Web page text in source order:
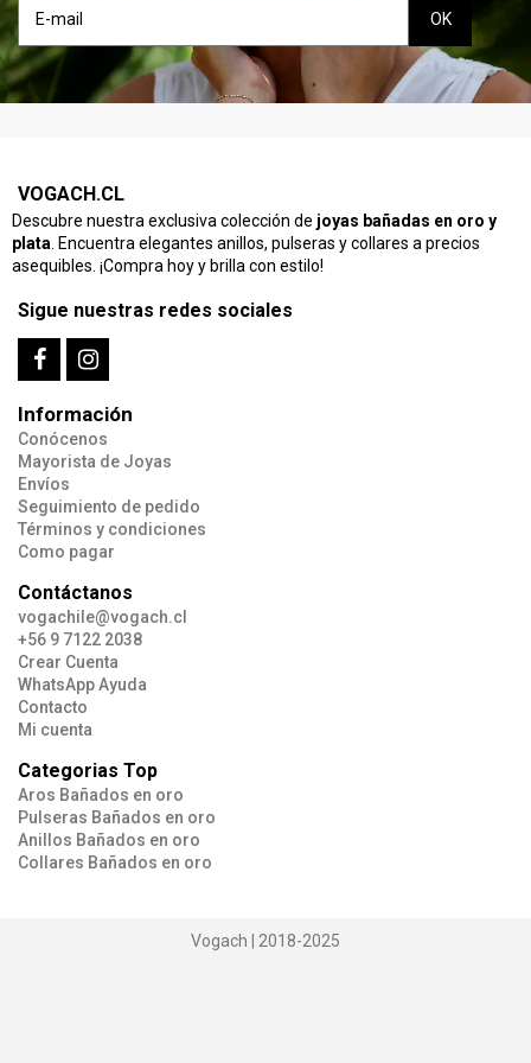
VOGACH.CL
Descubre nuestra exclusiva colección de joyas bañadas en oro y
plata. Encuentra elegantes anillos, pulseras y collares a precios
asequibles. ¡Compra hoy y brilla con estilo!
Sigue nuestras redes sociales
Información
Conócenos
Mayorista de Joyas
Envíos
Seguimiento de pedido
Términos y condiciones
Como pagar
Contáctanos
vogachile@vogach.cl
+56 9 7122 2038
Crear Cuenta
WhatsApp Ayuda
Contacto
Mi cuenta
Categorias Top
Aros Bañados en oro
Pulseras Bañados en oro
Anillos Bañados en oro
Collares Bañados en oro
Vogach | 2018-2025